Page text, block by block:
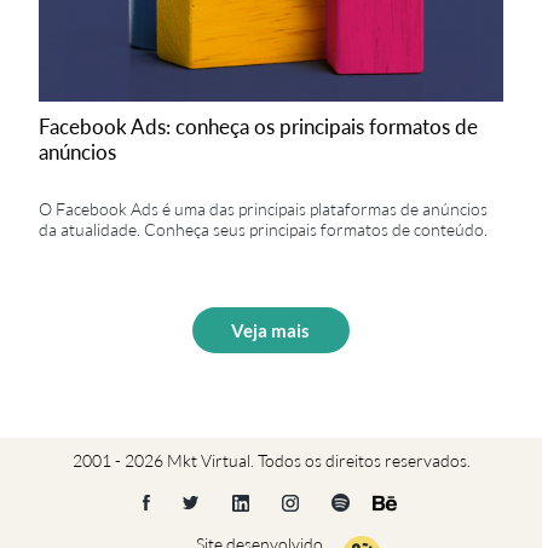
Facebook Ads: conheça os principais formatos de
anúncios
O Facebook Ads é uma das principais plataformas de anúncios
da atualidade. Conheça seus principais formatos de conteúdo.
Veja mais
2001 - 2026 Mkt Virtual. Todos os direitos reservados.
Site desenvolvido